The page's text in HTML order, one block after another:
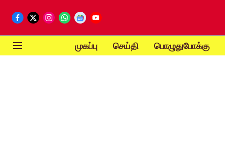
முகப்பு செய்தி பொழுதுபோக்கு